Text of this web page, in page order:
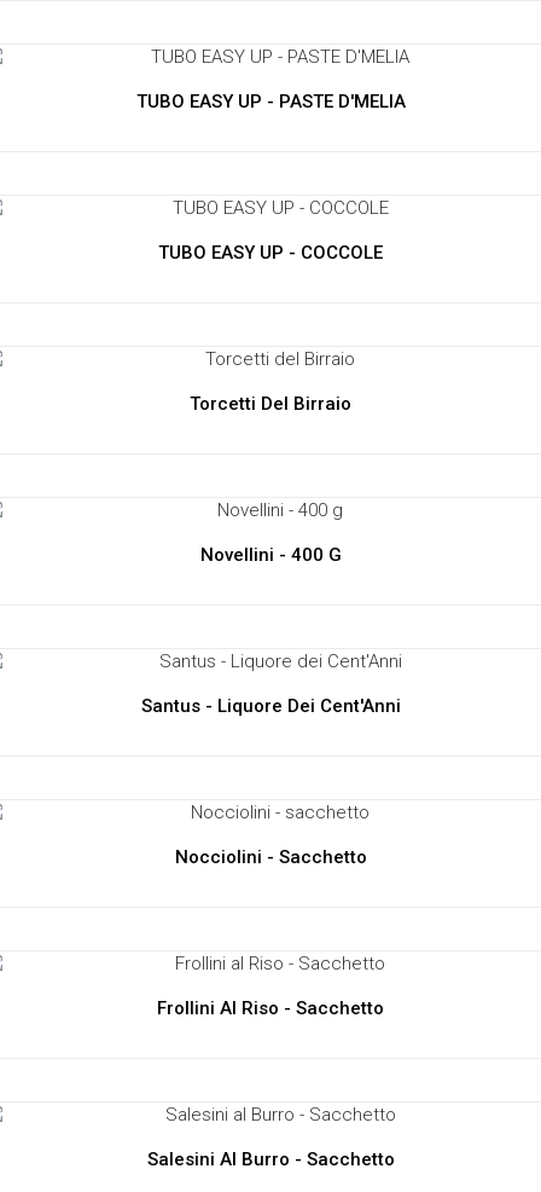
TUBO EASY UP - PASTE D'MELIA
TUBO EASY UP - COCCOLE
Torcetti Del Birraio
Novellini - 400 G
Santus - Liquore Dei Cent'Anni
Nocciolini - Sacchetto
Frollini Al Riso - Sacchetto
Salesini Al Burro - Sacchetto